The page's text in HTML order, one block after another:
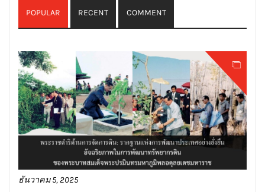
POPULAR RECENT COMMENT
ธันวาคม 5, 2025